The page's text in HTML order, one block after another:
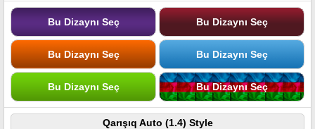
Bu Dizaynı Seç Bu Dizaynı Seç
Bu Dizaynı Seç Bu Dizaynı Seç
Bu Dizaynı Seç Bu Dizaynı Seç
Qarışıq Auto (1.4) Style